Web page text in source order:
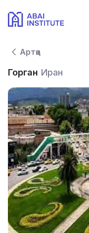
Артқа
Горган Иран